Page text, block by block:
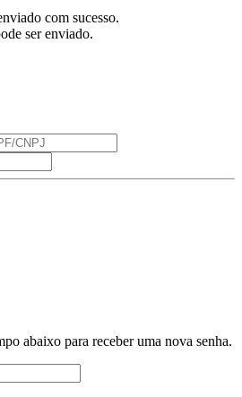
com sucesso.
ser enviado.
abaixo para receber uma nova senha.